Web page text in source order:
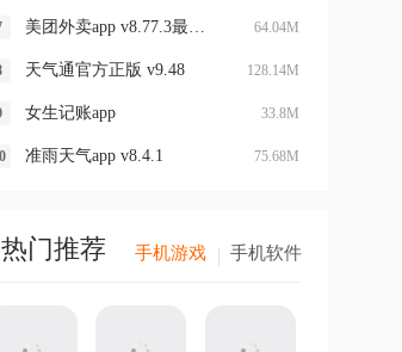
美团外卖app v8.77.3最新版本 64.04M
天气通官方正版 v9.48 128.14M
女生记账app 33.8M
准雨天气app v8.4.1 75.68M
热门推荐 手机游戏 手机软件